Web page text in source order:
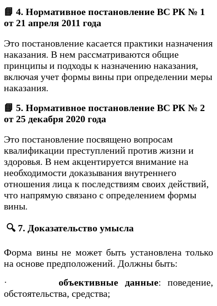
📘 4. Нормативное постановление ВС РК № 1
от 21 апреля 2011 года
Это постановление касается практики назначения
наказания. В нем рассматриваются общие
принципы и подходы к назначению наказания,
включая учет формы вины при определении меры
наказания.
📘 5. Нормативное постановление ВС РК № 2
от 25 декабря 2020 года
Это постановление посвящено вопросам
квалификации преступлений против жизни и
здоровья. В нем акцентируется внимание на
необходимости доказывания внутреннего
отношения лица к последствиям своих действий,
что напрямую связано с определением формы
вины.
🔍 7. Доказательство умысла
Форма вины не может быть установлена только
на основе предположений. Должны быть:
·объективные данные: поведение,
обстоятельства, средства;